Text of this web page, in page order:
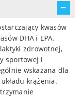
kwasów
DHA i EPA.
zdrowotnej,
sportowej i
wskazana dla
krążenia.